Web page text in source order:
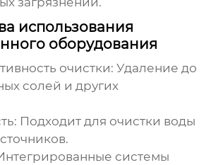
использования
оборудования
очистки: Удаление до
солей и других
Подходит для очистки воды
системы